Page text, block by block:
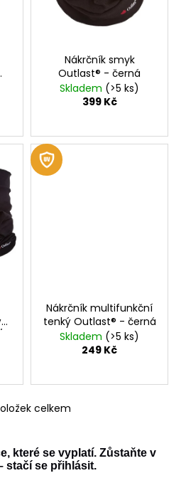
Nákrčník smyk
Outlast® - černá
Skladem (>5 ks)
399 Kč
Nákrčník multifunkční
tenký Outlast® - černá
Skladem (>5 ks)
249 Kč
O
l
á
celkem
které se vyplatí. Zůstaňte v
stačí se přihlásit.